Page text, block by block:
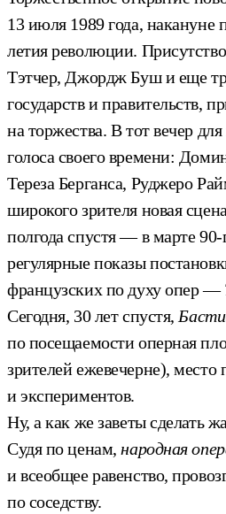
13 июля 1989 года, накануне
летия революции.
Тэтчер, Джордж Буш и еще
государств и правительств,
на торжества. В тот вечер
голоса своего времени:
Тереза Берганса, Руджеро
широкого зрителя новая
полгода спустя — в марте 90-
регулярные показы
французских по духу опер —
Сегодня, 30 лет спустя,
по посещаемости оперная
зрителей ежевечерне), место
и экспериментов.
Ну, а как же заветы сделать
Судя по ценам, народная
и всеобщее равенство,
по соседству.